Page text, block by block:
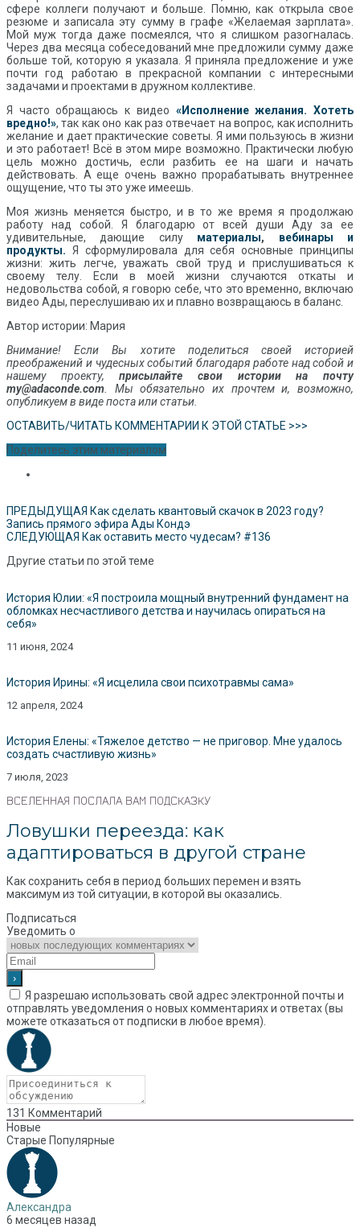
сфере коллеги получают и больше. Помню, как открыла свое
резюме и записала эту сумму в графе «Желаемая зарплата»
Мой муж тогда даже посмеялся, что я слишком разогналась.
Через два месяца собеседований мне предложили сумму даже
больше той, которую я указала. Я приняла предложение и уже
почти год работаю в прекрасной компании с интересными
задачами и проектами в дружном коллективе.
Я часто обращаюсь к видео «Исполнение желания. Хотеть
вредно!», так как оно как раз отвечает на вопрос, как исполнить
желание и дает практические советы. Я ими пользуюсь в жизни
и это работает! Всё в этом мире возможно. Практически любую
цель можно достичь, если разбить ее на шаги и начать
действовать. А еще очень важно прорабатывать внутреннее
ощущение, что ты это уже имеешь.
Моя жизнь меняется быстро, и в то же время я продолжаю
работу над собой. Я благодарю от всей души Аду за ее
удивительные, дающие силу материалы, вебинары и
продукты. Я сформулировала для себя основные принципы
жизни: жить легче, уважать свой труд и прислушиваться к
своему телу. Если в моей жизни случаются откаты и
недовольства собой, я говорю себе, что это временно, включаю
видео Ады, переслушиваю их и плавно возвращаюсь в баланс.
Автор истории: Мария
Внимание! Если Вы хотите поделиться своей историей
преображений и чудесных событий благодаря работе над собой и
нашему проекту,присылайте свои истории на почту
my@adaconde.com . Мы обязательно их прочтем и, возможно,
опубликуем в виде поста или статьи.
ОСТАВИТЬ/ЧИТАТЬ КОММЕНТАРИИ К ЭТОЙ СТАТЬЕ >>>
Поделитесь этим материалом
ПРЕДЫДУЩАЯ Как сделать квантовый скачок в 2023 году?
Запись прямого эфира Ады Кондэ
СЛЕДУЮЩАЯ Как оставить место чудесам? #136
Другие статьи по этой теме
История Юлии: «Я построила мощный внутренний фундамент на
обломках несчастливого детства и научилась опираться на
себя»
11 июня, 2024
История Ирины: «Я исцелила свои психотравмы сама»
12 апреля, 2024
История Елены: «Тяжелое детство — не приговор. Мне удалось
создать счастливую жизнь»
7 июля, 2023
ВСЕЛЕННАЯ ПОСЛАЛА ВАМ ПОДСКАЗКУ
Ловушки переезда: как
адаптироваться в другой стране
Как сохранить себя в период больших перемен и взять
максимум из той ситуации, в которой вы оказались.
Подписаться
Уведомить о
Я разрешаю использовать свой адрес электронной почты и
отправлять уведомления о новых комментариях и ответах (вы
можете отказаться от подписки в любое время).
131 Комментарий
Новые
Старые Популярные
Александра
6 месяцев назад